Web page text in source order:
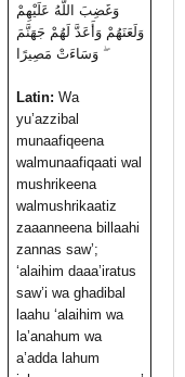
وَغَضِبَ اللَّهُ عَلَيْهِمْ
وَلَعَنَهُمْ وَأَعَدَّ لَهُمْ جَهَنَّمَ
ۖ وَسَاءَتْ مَصِيرًا
Latin: Wa
yu’azzibal
munaafiqeena
walmunaafiqaati wal
mushrikeena
walmushrikaatiz
zaaanneena billaahi
zannas saw’;
‘alaihim daaa’iratus
saw’i wa ghadibal
laahu ‘alaihim wa
la’anahum wa
a’adda lahum